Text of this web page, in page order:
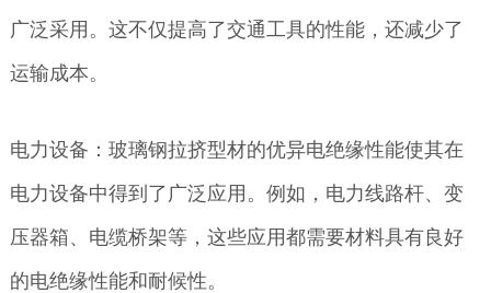
广泛采用。这不仅提高了交通工具的性能，还减少了
运输成本。
电力设备：玻璃钢拉挤型材的优异电绝缘性能使其在
电力设备中得到了广泛应用。例如，电力线路杆、变
压器箱、电缆桥架等，这些应用都需要材料具有良好
的电绝缘性能和耐候性。